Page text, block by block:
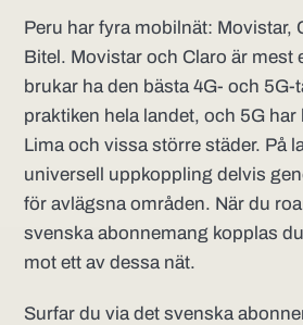
Peru har fyra mobilnät: Movistar,
Bitel. Movistar och Claro är mest
brukar ha den bästa 4G- och 5G-
praktiken hela landet, och 5G
Lima och vissa större städer. På
universell uppkoppling delvis
för avlägsna områden. När du
svenska abonnemang kopplas
mot ett av dessa nät.
Surfar du via det svenska